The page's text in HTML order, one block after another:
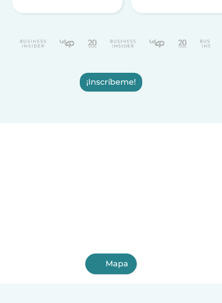
¡Inscríbeme!
Mapa